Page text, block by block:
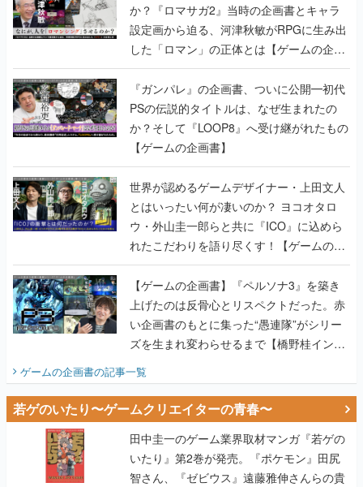
か？『ロマサガ2』当時の企画書とキャラ
設定画から迫る、河津秋敏がRPGに生み出
した「ロマン」の正体とは【ゲームの企画
書】
『ガンパレ』の企画書、ついに公開━初代
PSの伝説的タイトルは、なぜ生まれたの
か？そして『LOOP8』へ受け継がれたもの
【ゲームの企画書】
世界が認めるゲームデザイナー・上田文人
とはいったい何が凄いのか？ ヨコオタロ
ウ・外山圭一郎らと共に『ICO』に込めら
れたこだわりを語り尽くす！【ゲームの企
画書】
【ゲームの企画書】『ペルソナ3』を築き
上げたのは反骨心とリスペクトだった。赤
い企画書のもとに集った“愚連隊”がシリー
ズを生まれ変わらせるまで【橋野桂インタ
ゲームの企画書の記事一覧
若ゲのいたり〜ゲームクリエイターの青春〜
田中圭一のゲーム業界取材マンガ『若ゲの
いたり』第2巻が発売。『ポケモン』田尻
智さん、『ゼビウス』遠藤雅伸さんらの貴